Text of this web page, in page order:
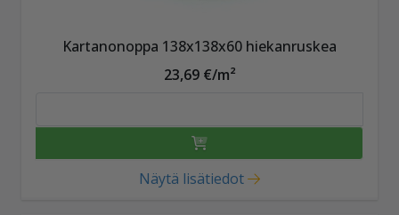
Kartanonoppa 138x138x60 hiekanruskea
23,69 €/m²
Näytä lisätiedot